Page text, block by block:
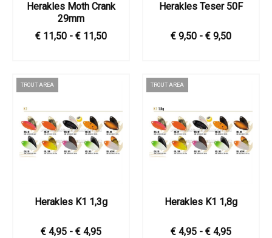
Herakles Moth Crank
29mm
€ 11,50 - € 11,50
Herakles Teser 50F
€ 9,50 - € 9,50
TROUT AREA
Herakles K1 1,3g
€ 4,95 - € 4,95
TROUT AREA
Herakles K1 1,8g
€ 4,95 - € 4,95